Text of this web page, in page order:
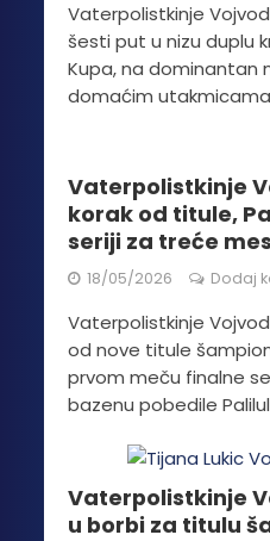
Vaterpolistkinje
šesti put u nizu duplu
Kupa, na dominantan
domaćim
Vaterpolistkinje
korak od titule,
seriji za treće
18/05/2026 Dodaj
Vaterpolistkinje
od nove titule
prvom meču finalne
bazenu pobedile
Vaterpolistkinje
u borbi za titulu